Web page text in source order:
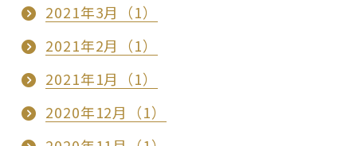
2021年3月（1）
2021年2月（1）
2021年1月（1）
2020年12月（1）